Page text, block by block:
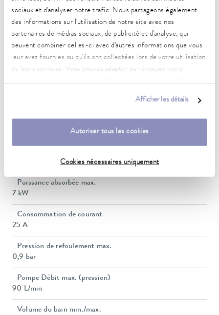
sociaux et d'analyser notre trafic. Nous partageons également
des informations sur l'utilisation de notre site avec nos
partenaires de médias sociaux, de publicité et d'analyse, qui
peuvent combiner celles-ci avec d'autres informations que vous
leur avez fournies ou qu'ils ont collectées lors de votre utilisation
de leurs services. Vous pouvez adapter ou révoquer votre
Afficher les détails
Autoriser tous les cookies
Cookies nécessaires uniquement
Caractéristiques techniques
(selon DIN 12876)
Plage de température de fonctionnement
-90 ... 150 °C
Constance de la température
Puissance absorbée max.
7 kW
Consommation de courant
25 A
Pression de refoulement max.
0,9 bar
Pompe Débit max. (pression)
90 L/min
Volume du bain min./max.